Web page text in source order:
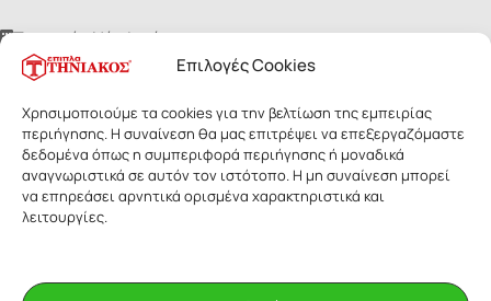
Επιλογές Cookies
Χρησιμοποιούμε τα cookies για την βελτίωση της εμπειρίας
περιήγησης. Η συναίνεση θα μας επιτρέψει να επεξεργαζόμαστε
δεδομένα όπως η συμπεριφορά περιήγησης ή μοναδικά
αναγνωριστικά σε αυτόν τον ιστότοπο. Η μη συναίνεση μπορεί
να επηρεάσει αρνητικά ορισμένα χαρακτηριστικά και
λειτουργίες.
Τηνιακός Νέα Ιωνία
Τηνιακός Χαλάνδρι
Τηνιακός Νίκαια
Τηνιακός Ηλιούπολη
ΕΠΙΠΛΑ ΤΗΝΙΑΚΟΣ - Με επιφύλαξη παντός δικαιώματος. Οι